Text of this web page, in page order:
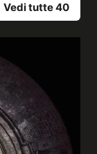
Vedi tutte 40